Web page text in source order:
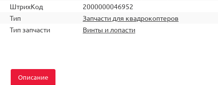
ШтрихКод
2000000046952
Тип
Запчасти для квадрокоптеров
Тип запчасти
Винты и лопасти
Описание